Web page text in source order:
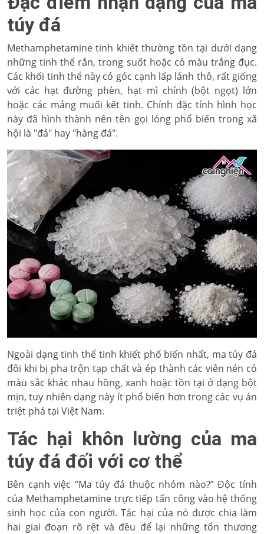
túy đá
Methamphetamine tinh khiết thường tồn tại dưới dạng
những tinh thể rắn, trong suốt hoặc có màu trắng đục.
Các khối tinh thể này có góc cạnh lấp lánh thô, rất giống
với các hạt đường phèn, hạt mì chính (bột ngọt) lớn
hoặc các mảng muối kết tinh. Chính đặc tính hình học
này đã hình thành nên tên gọi lóng phổ biến trong xã
hội là "đá" hay "hàng đá".
Ngoài dạng tinh thể tinh khiết phổ biến nhất, ma túy đá
đôi khi bị pha trộn tạp chất và ép thành các viên nén có
màu sắc khác nhau hồng, xanh hoặc tồn tại ở dạng bột
mịn, tuy nhiên dạng này ít phổ biến hơn trong các vụ án
triệt phá tại Việt Nam.
Tác hại khôn lường của ma
túy đá đối với cơ thể
Bên cạnh việc “Ma túy đá thuộc nhóm nào?” Độc tính
của Methamphetamine trực tiếp tấn công vào hệ thống
sinh học của con người. Tác hại của nó được chia làm
hai giai đoạn rõ rệt và đều để lại những tổn thương